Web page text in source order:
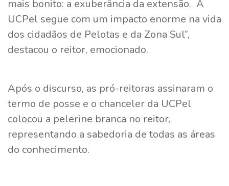
mais bonito: a exuberância da extensão. A
UCPel segue com um impacto enorme na vida
dos cidadãos de Pelotas e da Zona Sul”,
destacou o reitor, emocionado.
Após o discurso, as pró-reitoras assinaram o
termo de posse e o chanceler da UCPel
colocou a pelerine branca no reitor,
representando a sabedoria de todas as áreas
do conhecimento.